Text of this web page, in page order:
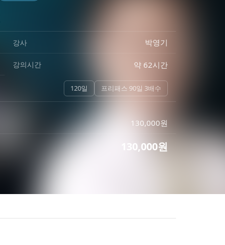
강사 박영기
강의시간 약 62시간
120일 프리패스 90일 3배수
130,000원
130,000원